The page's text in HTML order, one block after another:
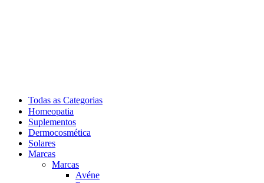
Todas as Categorias
Homeopatia
Suplementos
Dermocosmética
Solares
Marcas
Marcas
Avéne